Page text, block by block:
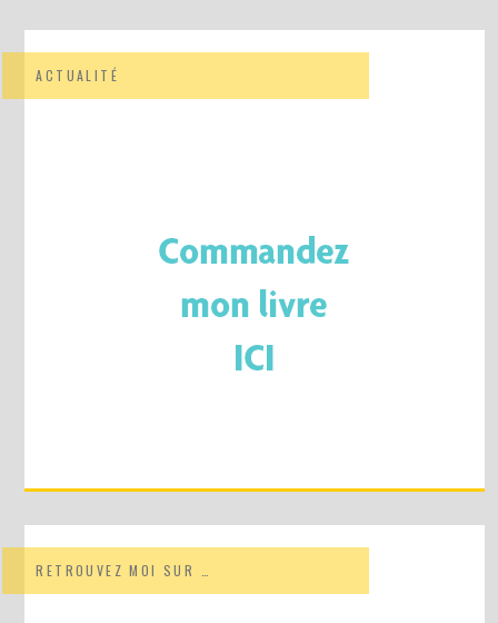
ACTUALITÉ
RETROUVEZ MOI SUR …